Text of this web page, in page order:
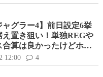
ャグラー4】前日設定6挙
え置き狙い！単独REGや
合算は良かったけどホー
惑わされた！？
12:00 4